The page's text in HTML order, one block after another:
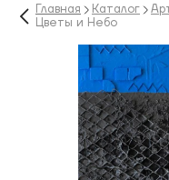
Главная Каталог
Цветы и Небо